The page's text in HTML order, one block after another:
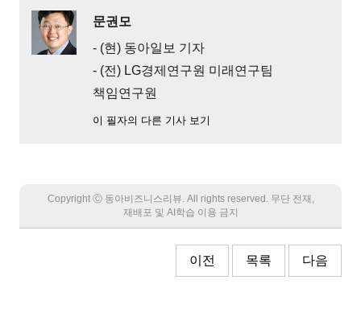
문권모
- (현) 동아일보 기자
- (전) LG경제연구원 미래연구팀
책임연구원
이 필자의 다른 기사 보기
Copyright Ⓒ 동아비즈니스리뷰. All rights reserved. 무단 전재,
재배포 및 AI학습 이용 금지
이전 목록 다음